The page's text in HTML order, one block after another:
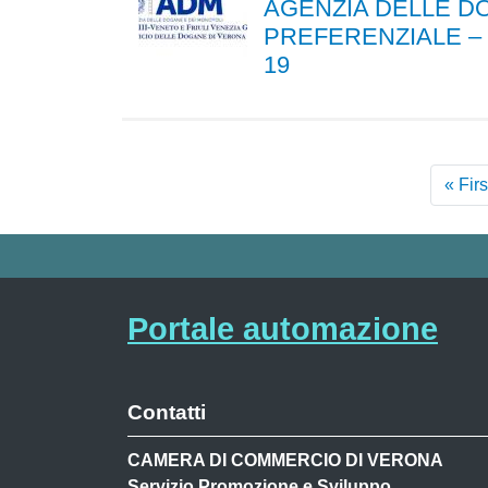
AGENZIA DELLE
PREFERENZIALE
19
«
Portale automazione
Contatti
CAMERA DI COMMERCIO DI VERONA